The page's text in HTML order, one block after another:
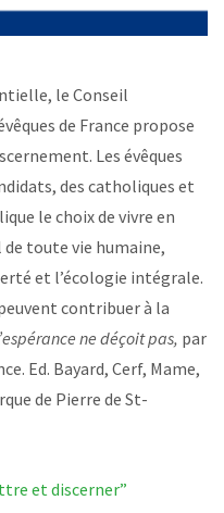
le Conseil
de France propose
Les évêques
des catholiques et
le choix de vivre en
toute vie humaine,
et l’écologie intégrale.
contribuer à la
ne déçoit pas, par
Ed. Bayard, Cerf, Mame,
de Pierre de St-
et discerner”